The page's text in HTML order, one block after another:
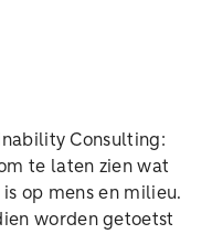
Consulting:
te laten zien wat
op mens en milieu.
worden getoetst